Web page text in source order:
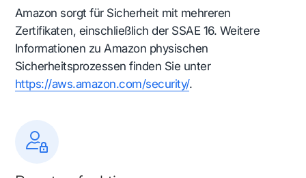
Amazon sorgt für Sicherheit mit mehreren
Zertifikaten, einschließlich der SSAE 16. Weitere
Informationen zu Amazon physischen
Sicherheitsprozessen finden Sie unter
https://aws.amazon.com/security/.